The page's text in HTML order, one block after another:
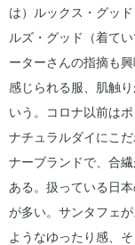
は）ルックス・グッ
ルズ・グッド（着て
ーターさんの指摘も
感じられる服、肌触
いう。コロナ以前は
ナチュラルダイにこ
ナーブランドで、合
ある。扱っている日
が多い。サンタフェ
ようなゆったり感、